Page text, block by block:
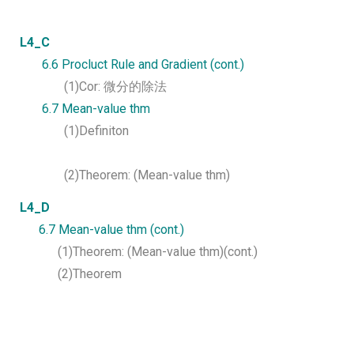
L4_C
6.6 Procluct Rule and Gradient (cont.)
(1)Cor: 微分的除法
6.7 Mean-value thm
(1)Definiton
(2)Theorem: (Mean-value thm)
L4_D
6.7 Mean-value thm (cont.)
(1)Theorem: (Mean-value thm)(cont.)
(2)Theorem